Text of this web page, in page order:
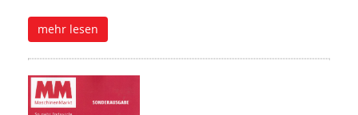
mehr lesen